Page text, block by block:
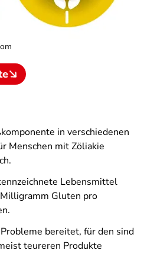
in verschiedenen
Menschen mit Zöliakie
Lebensmittel
Gluten pro
bereitet, für den sind
teureren Produkte